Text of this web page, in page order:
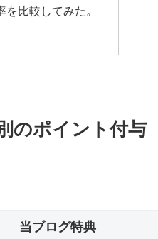
比較してみた。
のポイント付与
当ブログ特典